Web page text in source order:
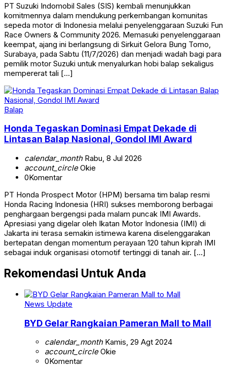
PT Suzuki Indomobil Sales (SIS) kembali menunjukkan
komitmennya dalam mendukung perkembangan komunitas
sepeda motor di Indonesia melalui penyelenggaraan Suzuki Fun
Race Owners & Community 2026. Memasuki penyelenggaraan
keempat, ajang ini berlangsung di Sirkuit Gelora Bung Tomo,
Surabaya, pada Sabtu (11/7/2026) dan menjadi wadah bagi para
pemilik motor Suzuki untuk menyalurkan hobi balap sekaligus
mempererat tali […]
Balap
Honda Tegaskan Dominasi Empat Dekade di
Lintasan Balap Nasional, Gondol IMI Award
calendar_monthRabu, 8 Jul 2026
account_circleOkie
0Komentar
PT Honda Prospect Motor (HPM) bersama tim balap resmi
Honda Racing Indonesia (HRI) sukses memborong berbagai
penghargaan bergengsi pada malam puncak IMI Awards.
Apresiasi yang digelar oleh Ikatan Motor Indonesia (IMI) di
Jakarta ini terasa semakin istimewa karena diselenggarakan
bertepatan dengan momentum perayaan 120 tahun kiprah IMI
sebagai induk organisasi otomotif tertinggi di tanah air. […]
Rekomendasi Untuk Anda
News Update
BYD Gelar Rangkaian Pameran Mall to Mall
calendar_monthKamis, 29 Agt 2024
account_circleOkie
0Komentar